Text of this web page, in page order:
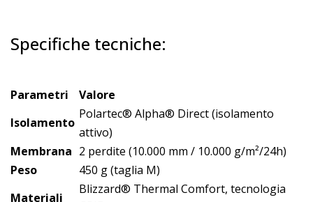
Specifiche tecniche:
Parametri
Valore
Isolamento
Polartec® Alpha® Direct (isolamento
attivo)
Membrana 2 perdite (10.000 mm / 10.000 g/m²/24h)
Peso
450 g (taglia M)
Materiali
Blizzard® Thermal Comfort, tecnologia